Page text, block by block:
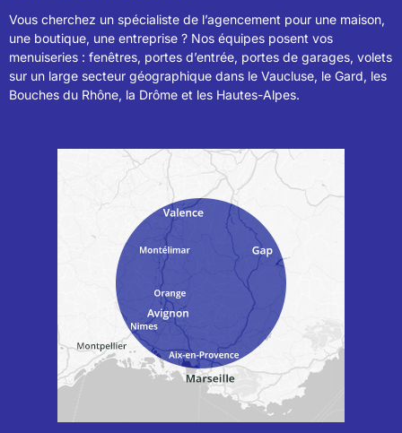
Vous cherchez un spécialiste de l’agencement pour une maison,
une boutique, une entreprise ? Nos équipes posent vos
menuiseries : fenêtres, portes d’entrée, portes de garages, volets
sur un large secteur géographique dans le Vaucluse, le Gard, les
Bouches du Rhône, la Drôme et les Hautes-Alpes.